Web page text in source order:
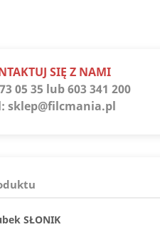
SIĘ Z NAMI
05 35 lub 603 341 200
sklep@filcmania.pl
SŁONIK